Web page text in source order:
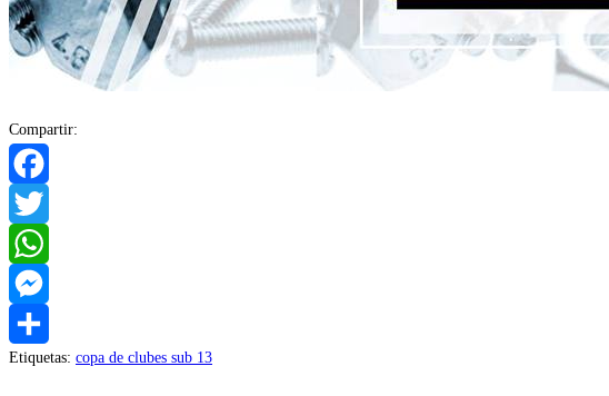
Compartir:
Facebook
Twitter
WhatsApp
Messenger
Compartir
Etiquetas: copa de clubes sub 13